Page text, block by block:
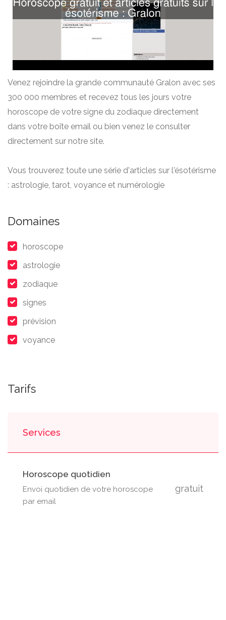
Venez rejoindre la grande communauté Gralon avec ses
300 000 membres et recevez tous les jours votre
horoscope de votre signe du zodiaque directement
dans votre boîte email ou bien venez le consulter
directement sur notre site.
Vous trouverez toute une série d'articles sur l'ésotérisme
: astrologie, tarot, voyance et numérologie
Domaines
horoscope
astrologie
zodiaque
signes
prévision
voyance
Tarifs
Services
Horoscope quotidien
gratuit
Envoi quotidien de votre horoscope
par email